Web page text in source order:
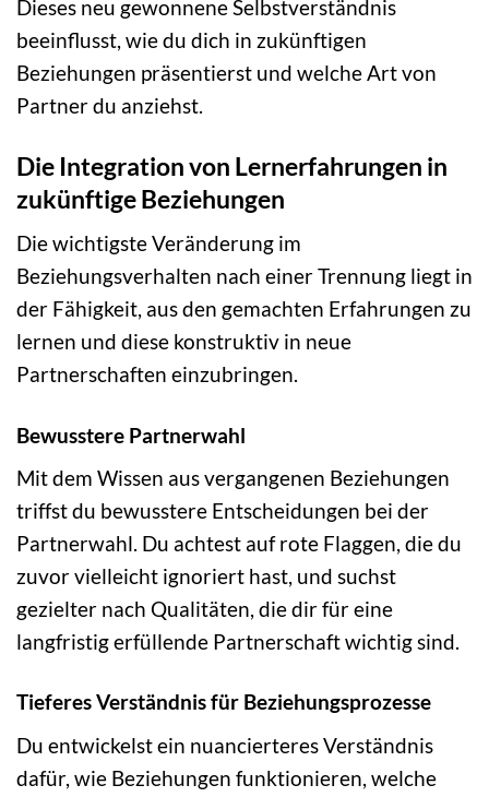
Dieses neu gewonnene Selbstverständnis
beeinflusst, wie du dich in zukünftigen
Beziehungen präsentierst und welche Art von
Partner du anziehst.
Die Integration von Lernerfahrungen in
zukünftige Beziehungen
Die wichtigste Veränderung im
Beziehungsverhalten nach einer Trennung liegt in
der Fähigkeit, aus den gemachten Erfahrungen zu
lernen und diese konstruktiv in neue
Partnerschaften einzubringen.
Bewusstere Partnerwahl
Mit dem Wissen aus vergangenen Beziehungen
triffst du bewusstere Entscheidungen bei der
Partnerwahl. Du achtest auf rote Flaggen, die du
zuvor vielleicht ignoriert hast, und suchst
gezielter nach Qualitäten, die dir für eine
langfristig erfüllende Partnerschaft wichtig sind.
Tieferes Verständnis für Beziehungsprozesse
Du entwickelst ein nuancierteres Verständnis
dafür, wie Beziehungen funktionieren, welche